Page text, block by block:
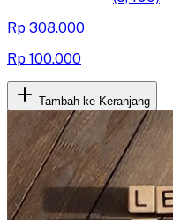
Rp 308.000
Rp 100.000
Tambah ke Keranjang